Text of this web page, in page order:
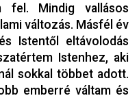
fel. Mindig vallásos
változás. Másfél év
Istentől eltávolodás
Istenhez, aki
sokkal többet adott.
emberré váltam és